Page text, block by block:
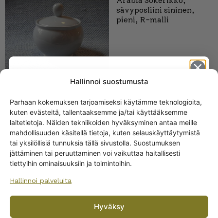
Hallinnoi suostumusta
Parhaan kokemuksen tarjoamiseksi käytämme teknologioita,
kuten evästeitä, tallentaaksemme ja/tai käyttääksemme
laitetietoja. Näiden tekniikoiden hyväksyminen antaa meille
mahdollisuuden käsitellä tietoja, kuten selauskäyttäytymistä
tai yksilöllisiä tunnuksia tällä sivustolla. Suostumuksen
jättäminen tai peruuttaminen voi vaikuttaa haitallisesti
tiettyihin ominaisuuksiin ja toimintoihin.
Hallinnoi palveluita
Hyväksy
sävyposliini sininen,
pieni, R-malli
Arabia Sokerikko,
sävyposliini sininen, R-
malli
15,00€
sävyposliini sininen, R-
Get -5%
off?
Yes! I want the discount
By subscribing to the newsletter, you consent to receiving messages from